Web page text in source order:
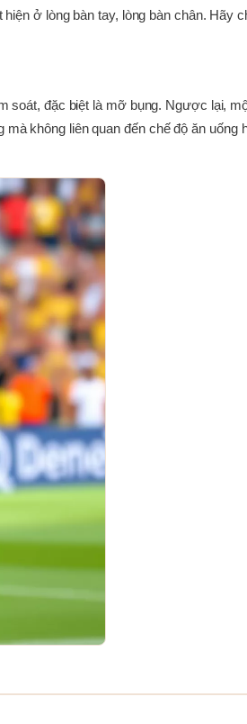
ở lòng bàn tay, lòng bàn chân. Hãy
soát, đặc biệt là mỡ bụng. Ngược lại,
không liên quan đến chế độ ăn uống